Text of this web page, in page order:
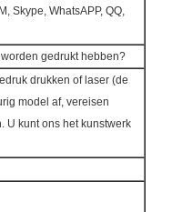
Skype, WhatsAPP, QQ,
gedrukt hebben?
drukken of laser (de
model af, vereisen
U kunt ons het kunstwerk